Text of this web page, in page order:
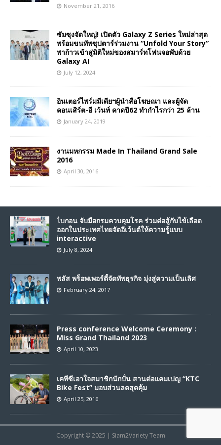
November 21, 2016
ซัมซุงจัดใหญ่! เปิดตัว Galaxy Z Series ใหม่ล่าสุด
พร้อมขนทัพซุปตาร์ร่วมงาน “Unfold Your Story”
พาก้าวเข้าสู่มิติใหม่ของสมาร์ทโฟนจอพับด้วย
Galaxy AI
July 12, 2024
อินเตอร์ไพร์มมีเดียฯผู้นำสื่อโฆษณา และผู้จัด
คอนเสิร์ต-อี เว้นท์ คาดปี62 ทำกำไรกว่า 25 ล้าน
January 24, 2019
งานมหกรรม Made In Thailand Grand Sale
2016
April 30, 2016
ไบกอน จับมือกรมควบคุมโรค ร่วมต่อสู้กับไข้เลือด
ออกในประเทศไทยจัดอีเว้นต์ให้ความรู้แบบ
interactive
July 8, 2024
พลัส พร็อพเพอร์ตี้จัดทัพธุรกิจ มุ่งสู่ความเป็นเลิศ
February 24, 2017
Press conference Welcome Ceremony :
Miss Grand Thailand 2023
April 10, 2023
เคทีซีเอาใจสมาชิกนักปั่น สานต่อแคมเปญ “KTC
Bike Fest” มอบส่วนลดสุดคุ้ม
April 25, 2016
Copyright © 2025 | Siam2Variety Team